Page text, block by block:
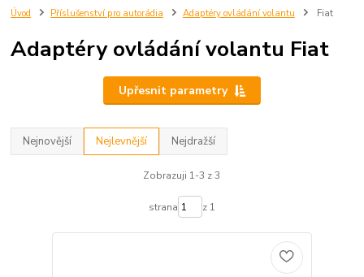
Úvod Příslušenství pro autorádia Adaptéry ovládání volantu Fiat
Adaptéry ovládání volantu Fiat
Upřesnit parametry
Nejnovější Nejlevnější Nejdražší
Zobrazuji 1-3 z 3
strana z 1